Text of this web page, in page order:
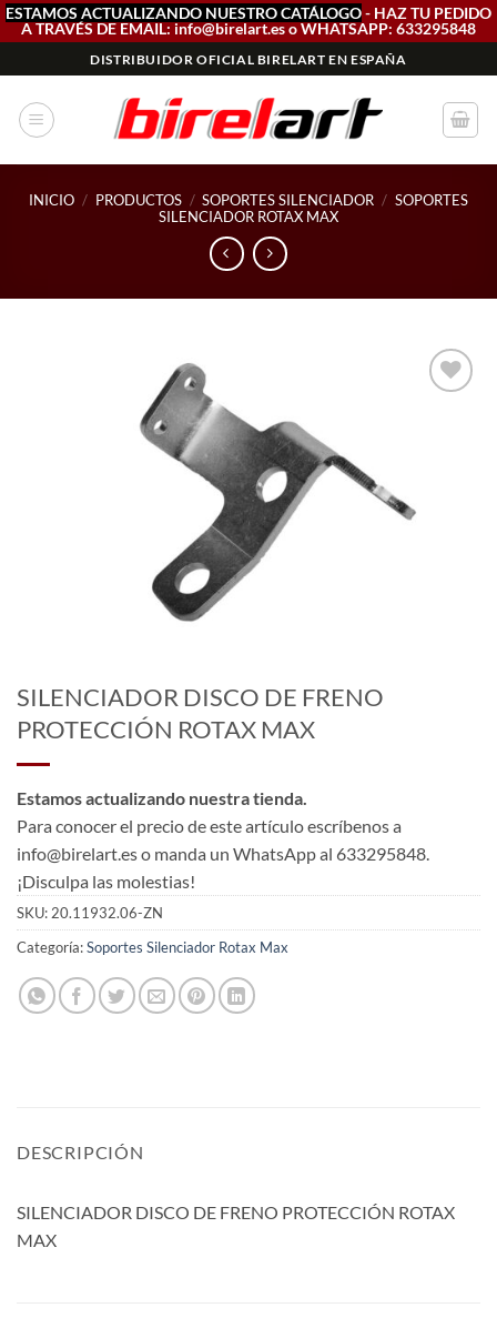
ESTAMOS ACTUALIZANDO NUESTRO CATÁLOGO- HAZ TU PEDIDO
A TRAVÉS DE EMAIL: info@birelart.es o WHATSAPP: 633295848
al
contenido
DISTRIBUIDOR OFICIAL BIRELART EN ESPAÑA
INICIO / PRODUCTOS / SOPORTES SILENCIADOR / SOPORTES
SILENCIADOR ROTAX MAX
SILENCIADOR DISCO DE FRENO
PROTECCIÓN ROTAX MAX
Estamos actualizando nuestra tienda.
Para conocer el precio de este artículo escríbenos a
info@birelart.es o manda un WhatsApp al 633295848.
¡Disculpa las molestias!
SKU: 20.11932.06-ZN
Categoría:Soportes Silenciador Rotax Max
DESCRIPCIÓN
SILENCIADOR DISCO DE FRENO PROTECCIÓN ROTAX
MAX